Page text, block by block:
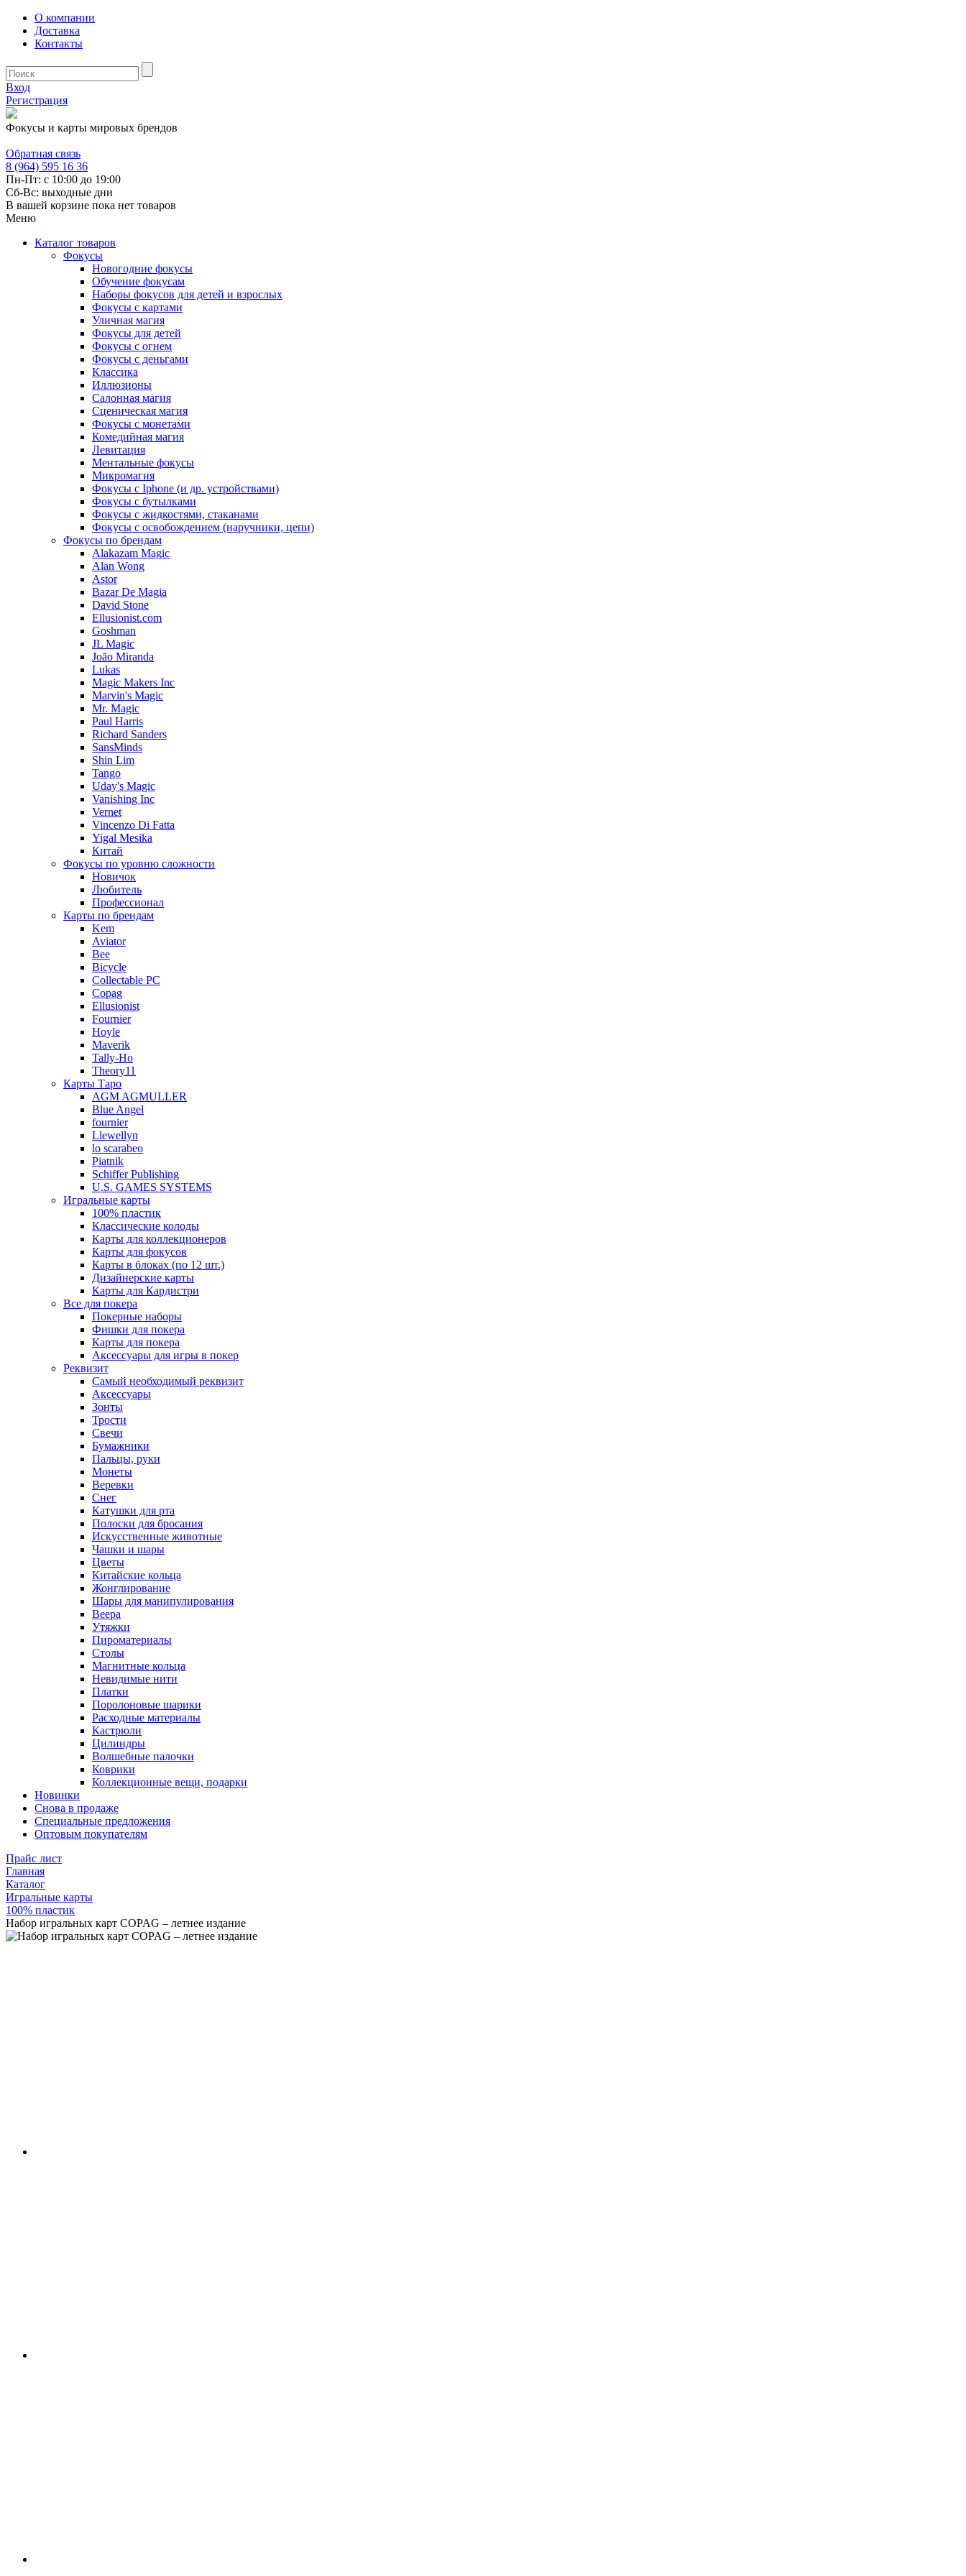
О компании
Доставка
Контакты
Вход
Регистрация
Фокусы и карты мировых брендов
Обратная связь
8 (964) 595 16 36
Пн-Пт: с 10:00 до 19:00
Сб-Вс: выходные дни
В вашей корзине пока нет товаров
Меню
Каталог товаров
Фокусы
Новогодние фокусы
Обучение фокусам
Наборы фокусов для детей и взрослых
Фокусы с картами
Уличная магия
Фокусы для детей
Фокусы с огнем
Фокусы с деньгами
Классика
Иллюзионы
Салонная магия
Сценическая магия
Фокусы с монетами
Комедийная магия
Левитация
Ментальные фокусы
Микромагия
Фокусы с Iphone (и др. устройствами)
Фокусы с бутылками
Фокусы с жидкостями, стаканами
Фокусы с освобождением (наручники, цепи)
Фокусы по брендам
Alakazam Magic
Alan Wong
Astor
Bazar De Magia
David Stone
Ellusionist.com
Goshman
JL Magic
João Miranda
Lukas
Magic Makers Inc
Marvin's Magic
Mr. Magic
Paul Harris
Richard Sanders
SansMinds
Shin Lim
Tango
Uday's Magic
Vanishing Inc
Vernet
Vincenzo Di Fatta
Yigal Mesika
Китай
Фокусы по уровню сложности
Новичок
Любитель
Профессионал
Карты по брендам
Kem
Aviator
Bee
Bicycle
Collectable PC
Copag
Ellusionist
Fournier
Hoyle
Maverik
Tally-Ho
Theory11
Карты Таро
AGM AGMULLER
Blue Angel
fournier
Llewellyn
lo scarabeo
Piatnik
Schiffer Publishing
U.S. GAMES SYSTEMS
Игральные карты
100% пластик
Классические колоды
Карты для коллекционеров
Карты для фокусов
Карты в блоках (по 12 шт.)
Дизайнерские карты
Карты для Кардистри
Все для покера
Покерные наборы
Фишки для покера
Карты для покера
Аксессуары для игры в покер
Реквизит
Самый необходимый реквизит
Аксессуары
Зонты
Трости
Свечи
Бумажники
Пальцы, руки
Монеты
Веревки
Снег
Катушки для рта
Полоски для бросания
Искусственные животные
Чашки и шары
Цветы
Китайские кольца
Жонглирование
Шары для манипулирования
Веера
Утяжки
Пироматериалы
Столы
Магнитные кольца
Невидимые нити
Платки
Поролоновые шарики
Расходные материалы
Кастрюли
Цилиндры
Волшебные палочки
Коврики
Коллекционные вещи, подарки
Новинки
Снова в продаже
Специальные предложения
Оптовым покупателям
Прайс лист
Главная
Каталог
Игральные карты
100% пластик
Набор игральных карт COPAG – летнее издание